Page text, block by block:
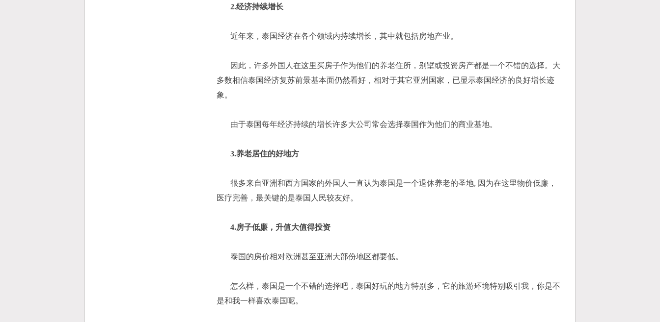
2.经济持续增长
近年来，泰国经济在各个领域内持续增长，其中就包括房地产业。
因此，许多外国人在这里买房子作为他们的养老住所，别墅或投资房产都是一个不错的选择。大
多数相信泰国经济复苏前景基本面仍然看好，相对于其它亚洲国家，已显示泰国经济的良好增长迹
象。
由于泰国每年经济持续的增长许多大公司常会选择泰国作为他们的商业基地。
3.养老居住的好地方
很多来自亚洲和西方国家的外国人一直认为泰国是一个退休养老的圣地, 因为在这里物价低廉，
医疗完善，最关键的是泰国人民较友好。
4.房子低廉，升值大值得投资
泰国的房价相对欧洲甚至亚洲大部份地区都要低。
怎么样，泰国是一个不错的选择吧，泰国好玩的地方特别多，它的旅游环境特别吸引我，你是不
是和我一样喜欢泰国呢。